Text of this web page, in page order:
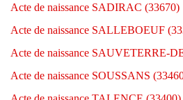
Acte de naissance SADIRAC (33670)
Acte de naissance SALLEBOEUF
Acte de naissance SAUVETERRE-
Acte de naissance SOUSSANS